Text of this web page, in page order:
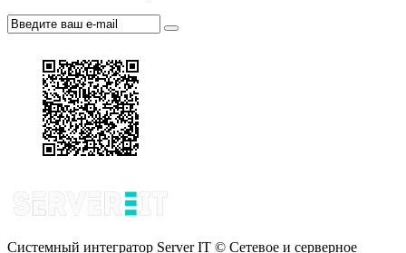
Системный интегратор Server IT © Сетевое и серверное